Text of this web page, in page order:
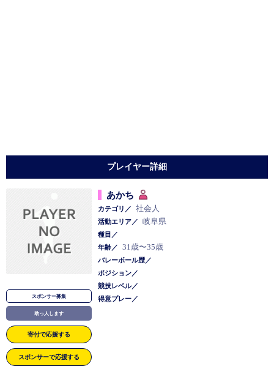
プレイヤー詳細
スポンサー募集
助っ人します
寄付で応援する
スポンサーで応援する
あかち
カテゴリ／ 社会人
活動エリア／ 岐阜県
種目／
年齢／
31歳〜35歳
バレーボール歴／
ポジション／
競技レベル／
得意プレー／